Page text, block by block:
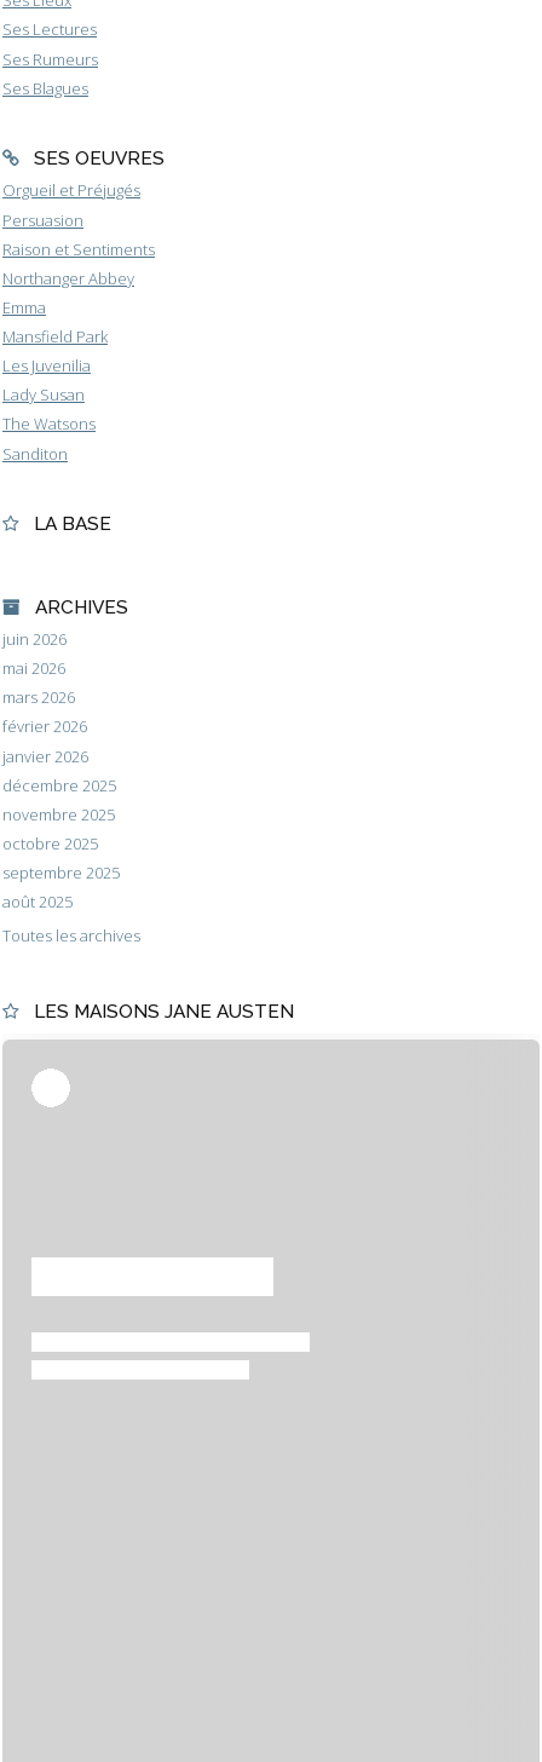
Ses Lectures
Ses Rumeurs
Ses Blagues
SES OEUVRES
Orgueil et Préjugés
Persuasion
Raison et Sentiments
Northanger Abbey
Emma
Mansfield Park
Les Juvenilia
Lady Susan
The Watsons
Sanditon
LA BASE
ARCHIVES
juin 2026
mai 2026
mars 2026
février 2026
janvier 2026
décembre 2025
novembre 2025
octobre 2025
septembre 2025
août 2025
Toutes les archives
LES MAISONS JANE AUSTEN